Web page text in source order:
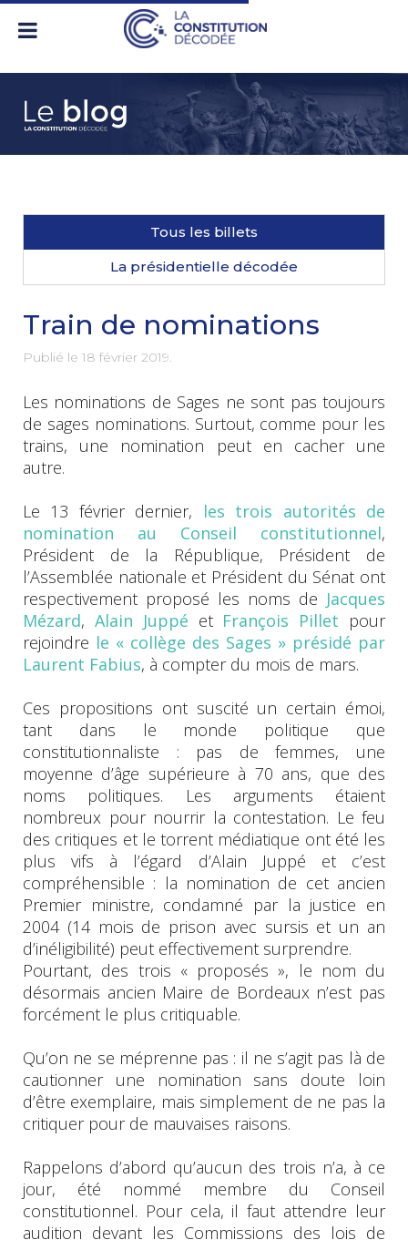
Tous les billets
La présidentielle décodée
Train de nominations
Publié le 18 février 2019
Les nominations de Sages ne sont pas toujours
de sages nominations. Surtout, comme pour les
trains, une nomination peut en cacher une
autre.
Le 13 février dernier, les trois autorités de
nomination au Conseil constitutionnel,
Président de la République, Président de
l’Assemblée nationale et Président du Sénat ont
respectivement proposé les noms de Jacques
Mézard, Alain Juppé et François Pillet pour
rejoindre le « collège des Sages » présidé par
Laurent Fabius, à compter du mois de mars.
Ces propositions ont suscité un certain émoi,
tant dans le monde politique que
constitutionnaliste : pas de femmes, une
moyenne d’âge supérieure à 70 ans, que des
noms politiques. Les arguments étaient
nombreux pour nourrir la contestation. Le feu
des critiques et le torrent médiatique ont été les
plus vifs à l’égard d’Alain Juppé et c’est
compréhensible : la nomination de cet ancien
Premier ministre, condamné par la justice en
2004 (14 mois de prison avec sursis et un an
d’inéligibilité) peut effectivement surprendre.
Pourtant, des trois « proposés », le nom du
désormais ancien Maire de Bordeaux n’est pas
forcément le plus critiquable.
Qu’on ne se méprenne pas : il ne s’agit pas là de
cautionner une nomination sans doute loin
d’être exemplaire, mais simplement de ne pas la
critiquer pour de mauvaises raisons.
Rappelons d’abord qu’aucun des trois n’a, à ce
jour, été nommé membre du Conseil
constitutionnel. Pour cela, il faut attendre leur
audition devant les Commissions des lois de